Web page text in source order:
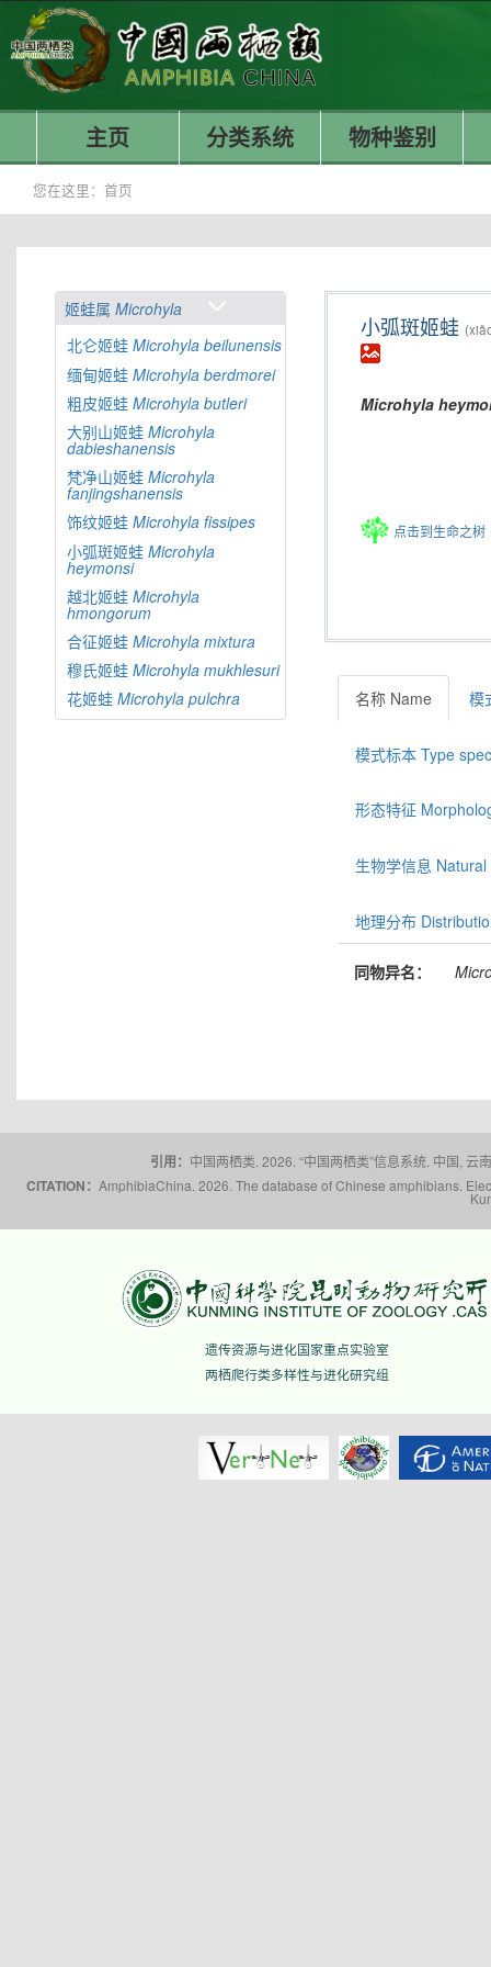
主页 分类系统 物种鉴别
您在这里： 首页
姬蛙属 Microhyla
北仑姬蛙 Microhyla beilunensis
缅甸姬蛙 Microhyla berdmorei
粗皮姬蛙 Microhyla butleri
大别山姬蛙 Microhyla
dabieshanensis
梵净山姬蛙 Microhyla
fanjingshanensis
饰纹姬蛙 Microhyla fissipes
小弧斑姬蛙 Microhyla
heymonsi
越北姬蛙 Microhyla
hmongorum
合征姬蛙 Microhyla mixtura
穆氏姬蛙 Microhyla mukhlesuri
花姬蛙 Microhyla pulchra
小弧斑姬蛙
Microhyla
点击到生命之树
名称 Name 模
模式标本 Type
形态特征
生物学信息
地理分布
同物异名：
引用： 中国两栖类. 2026. “中国两栖类”信息系统. 中国,
CITATION： AmphibiaChina. 2026. The database of Chinese amphibians.
遗传资源与进化国家重点实验室
两栖爬行类多样性与进化研究组